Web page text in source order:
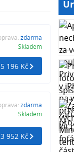
zdarma
Skladem
196 Kč
zdarma
Skladem
952 Kč